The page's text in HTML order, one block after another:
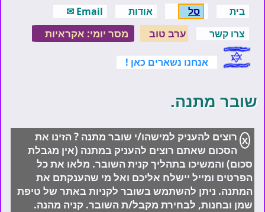
בית סל אודות
Email ✉
צרו קשר
ערב טוב מסר יומי: אקראיות
אנחנו נשארים כאן !
שובר מתנה.
X רוצים להעניק למישהו/י שובר מתנה ? הזינו את
הסכום שאתם רוצים להעניק במתנה (אין מגבלת
סכום) והמשיכו בתהליך קנית השובר. מלאו את כל
הפרטים ומייל יישלח אליכם ואל מי שהענקתם את
המתנה. ניתן להשתמש בשובר לקניות באתר של טיפת
שמן ובחנות, לבחירת מקבל/ת השובר. קניה מהנה.